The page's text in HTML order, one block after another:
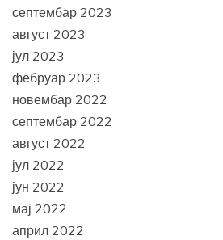
септембар 2023
август 2023
јул 2023
фебруар 2023
новембар 2022
септембар 2022
август 2022
јул 2022
јун 2022
мај 2022
април 2022